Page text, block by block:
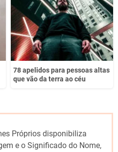
78 apelidos para pessoas altas
que vão da terra ao céu
Próprios disponibiliza
e o Significado do Nome,